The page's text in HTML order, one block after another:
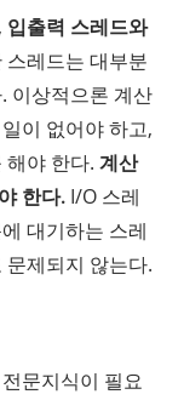
입출력 스레드와
스레드는 대부분
이상적으론 계산
이 없어야 하고,
해야 한다.계산
한다. I/O 스레
대기하는 스레
제되지 않는다.
문지식이 필요